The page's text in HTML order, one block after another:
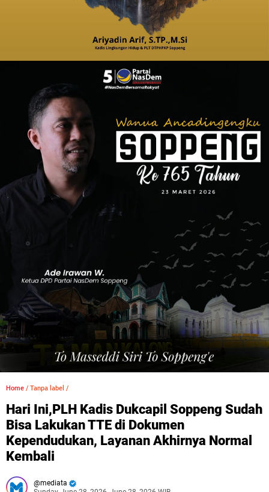
Home / Tanpa label /
Hari Ini,PLH Kadis Dukcapil Soppeng Sudah
Bisa Lakukan TTE di Dokumen
Kependudukan, Layanan Akhirnya Normal
Kembali
mediata